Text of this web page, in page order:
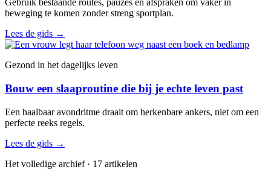
Gebruik bestaande routes, pauzes en afspraken om vaker in
beweging te komen zonder streng sportplan.
Lees de gids →
Gezond in het dagelijks leven
Bouw een slaaproutine die bij je echte leven past
Een haalbaar avondritme draait om herkenbare ankers, niet om een
perfecte reeks regels.
Lees de gids →
Het volledige archief · 17 artikelen